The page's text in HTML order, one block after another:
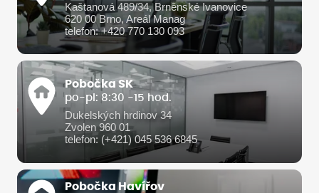
Kaštanová 489/34, Brněnské Ivanovice
620 00 Brno, Areál Manag
telefon: +420 770 130 093
Pobočka SK
po-pi: 8:30 -15 hod.
Dukelských hrdinov 34
Zvolen 960 01
telefon: (+421) 045 536 6845
Pobočka Havířov